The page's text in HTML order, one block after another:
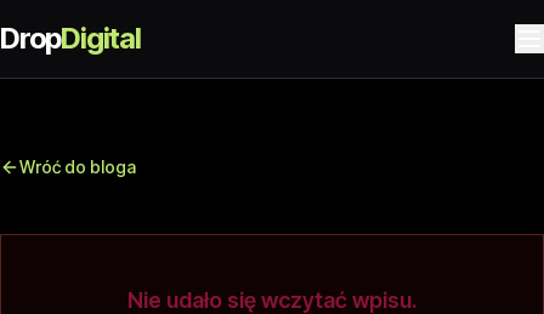
DropDigital
Wróć do bloga
Nie udało się wczytać wpisu.